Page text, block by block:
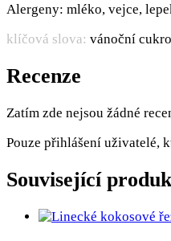
Alergeny: mléko, vejce,
klíčová slova: vánoční
Recenze
Zatím zde nejsou žádné
Pouze přihlášení uživatelé,
Související